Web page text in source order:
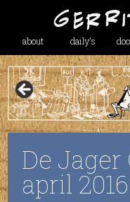
about daily’s
De Jager
april 2016